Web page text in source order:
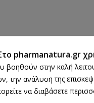
με ενυδατικές
pharmanatura.gr
βοηθούν στην καλή
την ανάλυση της
να διαβάσετε